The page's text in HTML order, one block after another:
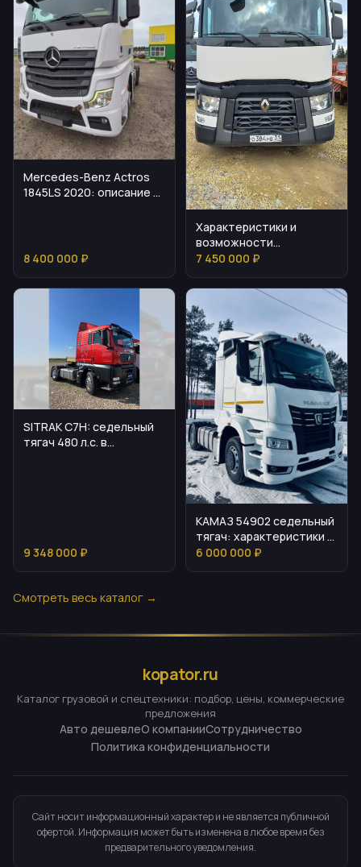
Mercedes-Benz Actros
1845LS 2020: описание и
8 400 000 ₽
Характеристики и
возможности
седельного тягача
7 450 000 ₽
SITRAK C7H: седельный
тягач 480 л.с. в
9 348 000 ₽
КАМАЗ 54902 седельный
тягач: характеристики и
стоимость
6 000 000 ₽
Смотреть весь каталог →
kopator.ru
Каталог грузовой и спецтехники: подбор, цены, коммерческие
предложения
Авто дешевлеО компанииСотрудничество
Политика конфиденциальности
Сайт носит информационный характер и не является публичной
офертой. Информация может быть изменена в любое время без
предварительного уведомления.